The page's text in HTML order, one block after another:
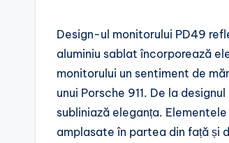
Design-ul monitorului PD49
aluminiu sablat încorporează
monitorului un sentiment de
unui Porsche 911. De la
subliniază eleganța.
amplasate în partea din față și